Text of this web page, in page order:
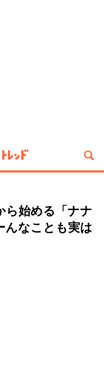
ら始める「ナナ
なことも実は